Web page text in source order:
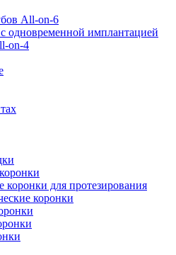
All-on-6
одновременной имплантацией
on-4
коронки для протезирования
коронки